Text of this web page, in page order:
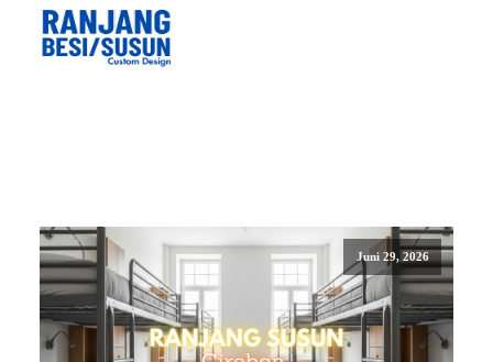
Juni 29, 2026